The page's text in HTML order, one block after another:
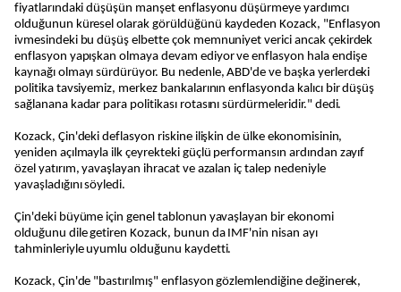
fiyatlarındaki düşüşün manşet enflasyonu düşürmeye yardımcı
olduğunun küresel olarak görüldüğünü kaydeden Kozack, "Enflasyon
ivmesindeki bu düşüş elbette çok memnuniyet verici ancak çekirdek
enflasyon yapışkan olmaya devam ediyor ve enflasyon hala endişe
kaynağı olmayı sürdürüyor. Bu nedenle, ABD'de ve başka yerlerdeki
politika tavsiyemiz, merkez bankalarının enflasyonda kalıcı bir düşüş
sağlanana kadar para politikası rotasını sürdürmeleridir." dedi.
Kozack, Çin'deki deflasyon riskine ilişkin de ülke ekonomisinin,
yeniden açılmayla ilk çeyrekteki güçlü performansın ardından zayıf
özel yatırım, yavaşlayan ihracat ve azalan iç talep nedeniyle
yavaşladığını söyledi.
Çin'deki büyüme için genel tablonun yavaşlayan bir ekonomi
olduğunu dile getiren Kozack, bunun da IMF'nin nisan ayı
tahminleriyle uyumlu olduğunu kaydetti.
Kozack, Çin'de "bastırılmış" enflasyon gözlemlendiğine değinerek,